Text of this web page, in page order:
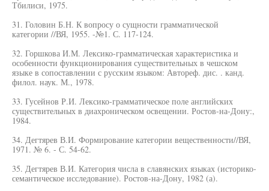
Тбилиси, 1975.
31. Головин Б.Н. К вопросу о сущности грамматической
категории //ВЯ, 1955. -№1. С. 117-124.
32. Горшкова И.М. Лексико-грамматическая характеристика и
особенности функционирования существительных в чешском
языке в сопоставлении с русским языком: Автореф. дис. . канд.
филол. наук. М., 1978.
33. Гусейнов Р.И. Лексико-грамматическое поле английских
существительных в диахроническом освещении. Ростов-на-Дону:,
1984.
34. Дегтярев В.И. Формирование категории вещественности//ВЯ,
1971. № 6. - С. 54-62.
35. Дегтярев В.И. Категория числа в славянских языках (историко-
семантическое исследование). Ростов-на-Дону, 1982 (а).